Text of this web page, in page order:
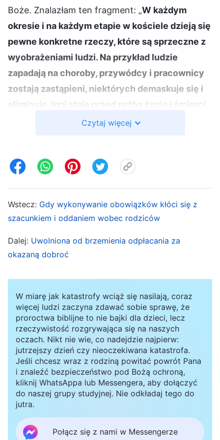
Boże. Znalazłam ten fragment: „W każdym
okresie i na każdym etapie w kościele dzieją się
pewne konkretne rzeczy, które są sprzeczne z
wyobrażeniami ludzi. Na przykład ludzie
zapadają na choroby, przywódcy i pracownicy
zostają zastąpieni, niektórych demaskuje się i
eliminuje, inni stają przed próbą życia i śmierci,
w pewnych kościołach pojawiają się nawet źli
czasu i w żadnym razie nie są przypadkowe.
Boga i Jego ustaleń. Po bardzo spokojnym
okresie może nagle wystąpić kilka incydentów
w waszym otoczeniu lub dotyczą was
osobiście, a ich wystąpienie zaburza zwykły
porządek i normalność życia ludzi. Z pozoru te
rzeczy nie zgadzają się z ludzkimi pojęciami i
wyobrażeniami; ludzie nie chcą, by coś takiego
im się przytrafiło ani nie chcą być tego
świadkami. Czy zatem takie zdarzenia są dla
nich korzystne? (…) Nic się nie dzieje
przypadkiem, wszystkim rządzi Bóg. Chociaż
ludzie teoretycznie rozumieją to i akceptują, jak
powinni traktować suwerenną władzę Boga? To
jest prawda, za którą powinni podążać i którą
powinni zrozumieć, a w szczególności powinni
Czytaj więcej
Wstecz: Gdy wykonywanie obowiązków kłóci się z
szacunkiem i oddaniem wobec rodziców
Dalej: Uwolniona od brzemienia odpłacania za
okazaną dobroć
W miarę jak katastrofy wciąż się nasilają, coraz
więcej ludzi zaczyna zdawać sobie sprawę, że
proroctwa biblijne to nie bajki dla dzieci, lecz
rzeczywistość rozgrywająca się na naszych
oczach. Nikt nie wie, co nadejdzie najpierw:
jutrzejszy dzień czy nieoczekiwana katastrofa.
Jeśli chcesz wraz z rodziną powitać powrót Pana
i znaleźć bezpieczeństwo pod Bożą ochroną,
kliknij WhatsAppa lub Messengera, aby dołączyć
do naszej grupy studyjnej. Nie odkładaj tego do
jutra.
Połącz się z nami w Messengerze